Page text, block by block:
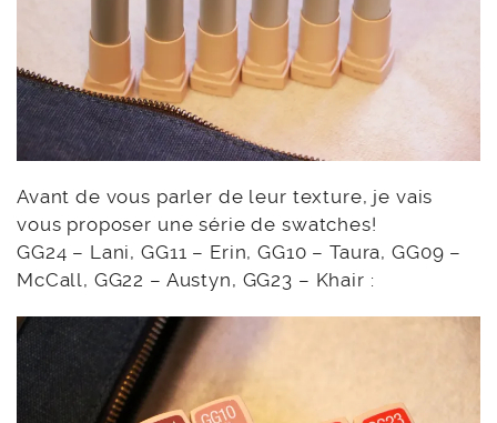
Avant de vous parler de leur texture, je vais
vous proposer une série de swatches!
GG24 – Lani, GG11 – Erin, GG10 – Taura, GG09 –
McCall, GG22 – Austyn, GG23 – Khair :